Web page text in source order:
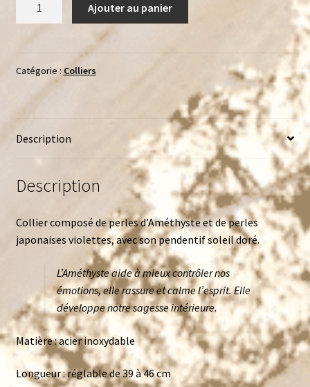
d'Améthyste
Ajouter au panier
Catégorie :Colliers
Description
Description
Collier composé de perles d’Améthyste et de perles
japonaises violettes, avec son pendentif soleil doré.
L’Améthysteaide à mieux contrôler nos
émotions, elle rassure et calme l’esprit.Elle
développe notre sagesse intérieure.
Matière : acier inoxydable
Longueur : réglable de 39 à 46 cm